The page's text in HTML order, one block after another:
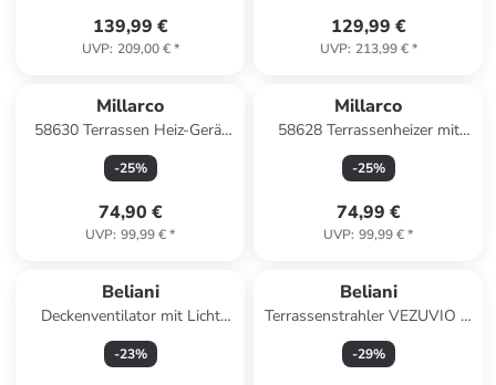
139,99 €
UVP: 209,00 €*
129,99 €
UVP: 213,99 €*
Millarco
58630 Terrassen Heiz-Gerät
Fernbedienung Wärme-
Strahler Wandmontage
-25%
74,90 €
UVP: 99,99 €*
Millarco
58628 Terrassenheizer mit
Fernbedienung Wärmestrahler
zur Wandmontage
-25%
74,99 €
UVP: 99,99 €*
Beliani
Deckenventilator mit Licht
MLAVA in
Braun/Weiß/Schwarz
-23%
Beliani
Terrassenstrahler VEZUVIO in
Schwarz/Silber - (W) 38 x (H)
110 x (L) 38 cm
-29%